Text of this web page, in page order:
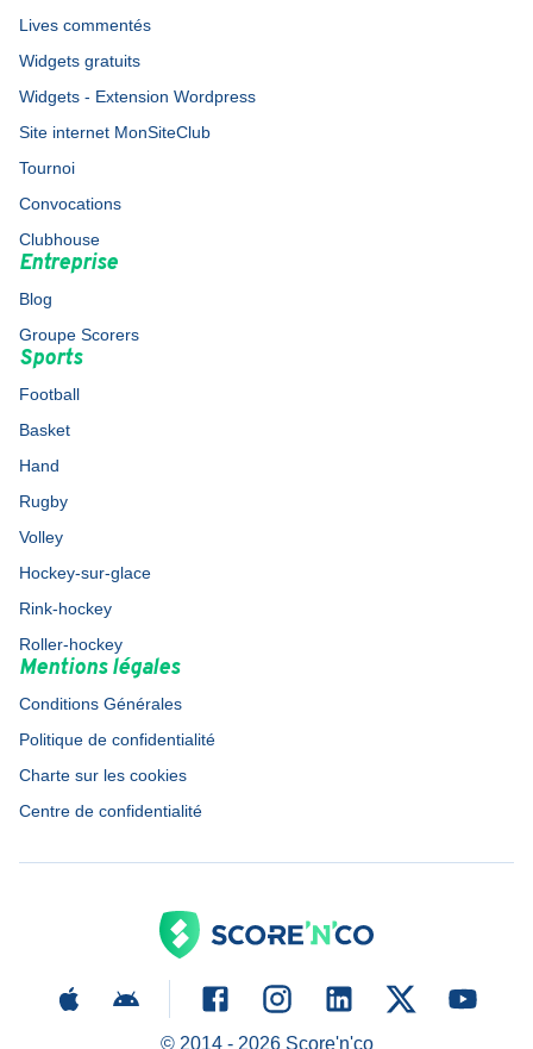
Lives commentés
Widgets gratuits
Widgets - Extension Wordpress
Site internet MonSiteClub
Tournoi
Convocations
Clubhouse
Entreprise
Blog
Groupe Scorers
Sports
Football
Basket
Hand
Rugby
Volley
Hockey-sur-glace
Rink-hockey
Roller-hockey
Mentions légales
Conditions Générales
Politique de confidentialité
Charte sur les cookies
Centre de confidentialité
© 2014 - 2026Score'n'co